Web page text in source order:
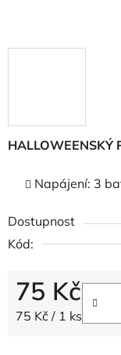
HALLOWEENSKÝ
Napájení: 3
Dostupnost
Kód:
75 Kč
Měrná cena:
75 Kč / 1 ks